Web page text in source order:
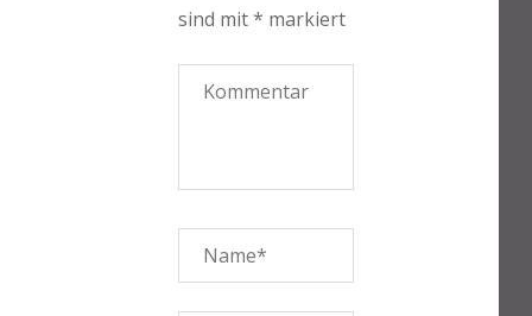
sind mit* markiert